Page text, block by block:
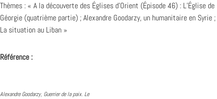
Thèmes : « A la découverte des Églises d’Orient (Épisode 46) : L’Église de
Géorgie (quatrième partie) ; Alexandre Goodarzy, un humanitaire en Syrie ;
La situation au Liban »
Référence :
Alexandre Goodarzy, Guerrier de la paix. Le